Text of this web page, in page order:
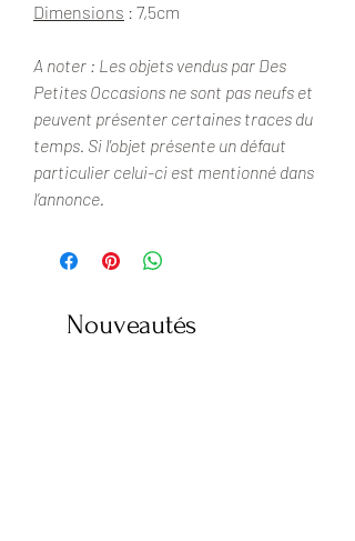
Dimensions : 7,5cm
A noter : Les objets vendus par Des
Petites Occasions ne sont pas neufs et
peuvent présenter certaines traces du
temps. Si l'objet présente un défaut
particulier celui-ci est mentionné dans
l’annonce.
Nouveautés